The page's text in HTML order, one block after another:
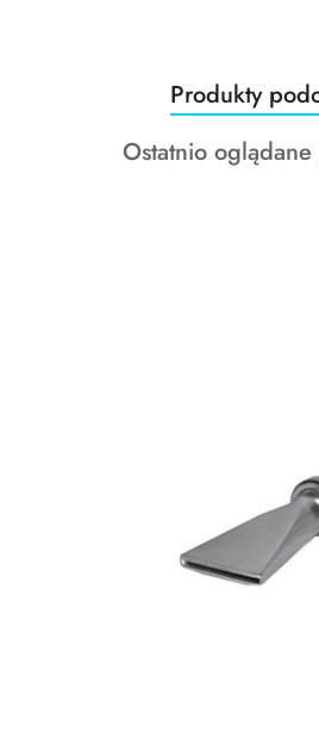
Pomiń karuzelę produktów
Produkty
o
statusie:
Produkty
Produkty
Ostatnio